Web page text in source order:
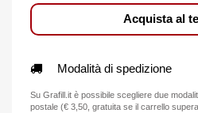
Acquista al
Modalità di spedizione
Su Grafill.it è possibile scegliere due
postale (€ 3,50, gratuita se il carrello